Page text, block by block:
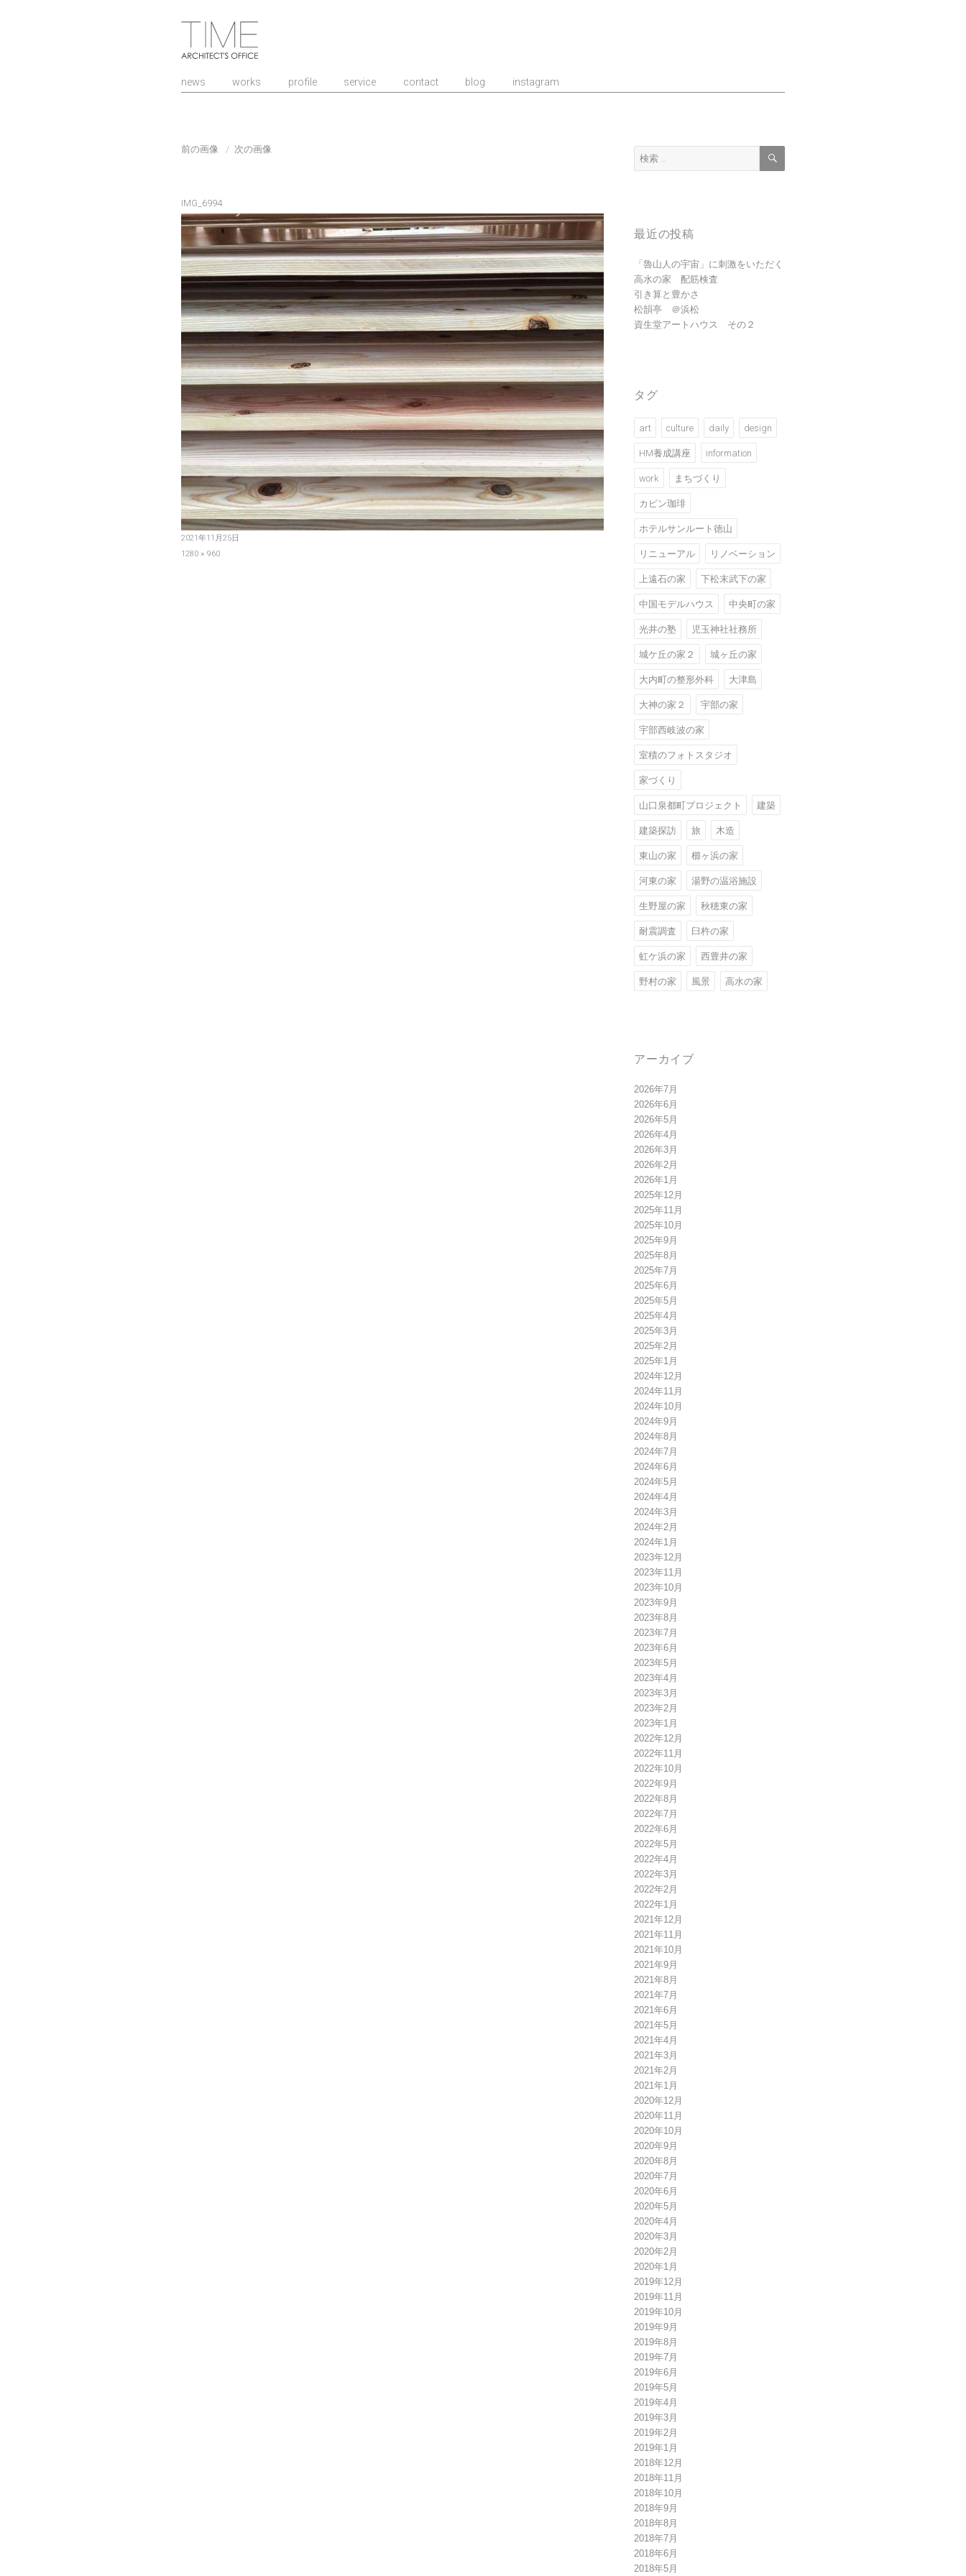
山口県/建築設計事務所/建築家 TIME
news works profile service contact blog instagram
前の画像 次の画像
IMG_6994
投
稿
2021年11月25日
フ
1280 × 960
検
検
最近の投稿
「魯山人の宇宙」に刺激をいただく
高水の家 配筋検査
引き算と豊かさ
松韻亭 ＠浜松
資生堂アートハウス その２
タグ
art culture daily design
HM養成講座 information
work まちづくり
カピン珈琲
ホテルサンルート徳山
リニューアル リノベーション
上遠石の家 下松末武下の家
中国モデルハウス 中央町の家
光井の塾 児玉神社社務所
城ケ丘の家２ 城ヶ丘の家
大内町の整形外科 大津島
大神の家２ 宇部の家
宇部西岐波の家
室積のフォトスタジオ
家づくり
山口泉都町プロジェクト 建築
建築探訪 旅 木造
東山の家 櫛ヶ浜の家
河東の家 湯野の温浴施設
生野屋の家 秋穂東の家
耐震調査 臼杵の家
虹ケ浜の家 西豊井の家
野村の家 風景 高水の家
アーカイブ
2026年7月
2026年6月
2026年5月
2026年4月
2026年3月
2026年2月
2026年1月
2025年12月
2025年11月
2025年10月
2025年9月
2025年8月
2025年7月
2025年6月
2025年5月
2025年4月
2025年3月
2025年2月
2025年1月
2024年12月
2024年11月
2024年10月
2024年9月
2024年8月
2024年7月
2024年6月
2024年5月
2024年4月
2024年3月
2024年2月
2024年1月
2023年12月
2023年11月
2023年10月
2023年9月
2023年8月
2023年7月
2023年6月
2023年5月
2023年4月
2023年3月
2023年2月
2023年1月
2022年12月
2022年11月
2022年10月
2022年9月
2022年8月
2022年7月
2022年6月
2022年5月
2022年4月
2022年3月
2022年2月
2022年1月
2021年12月
2021年11月
2021年10月
2021年9月
2021年8月
2021年7月
2021年6月
2021年5月
2021年4月
2021年3月
2021年2月
2021年1月
2020年12月
2020年11月
2020年10月
2020年9月
2020年8月
2020年7月
2020年6月
2020年5月
2020年4月
2020年3月
2020年2月
2020年1月
2019年12月
2019年11月
2019年10月
2019年9月
2019年8月
2019年7月
2019年6月
2019年5月
2019年4月
2019年3月
2019年2月
2019年1月
2018年12月
2018年11月
2018年10月
2018年9月
2018年8月
2018年7月
2018年6月
2018年5月